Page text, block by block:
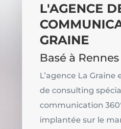
L'AGENCE
GRAINE
Basé à Rennes
L’agence La Graine
de consulting
communication
implantée sur le